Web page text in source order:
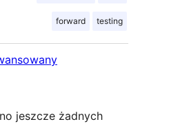
forward testing
jeszcze żadnych